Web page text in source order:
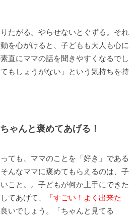
たがる。やらせないとぐずる。それ
を心がけると、子どもも大人も心に
直にママの話を聞きやすくなるでし
もしょうがない」という気持ちを持
ゃんと褒めてあげる！
ても、ママのことを「好き」である
んなママに褒めてもらえるのは、子
こと。。子どもが何か上手にできた
てあげて、
「すごい！よく出来た
いでしょう。「ちゃんと見てる